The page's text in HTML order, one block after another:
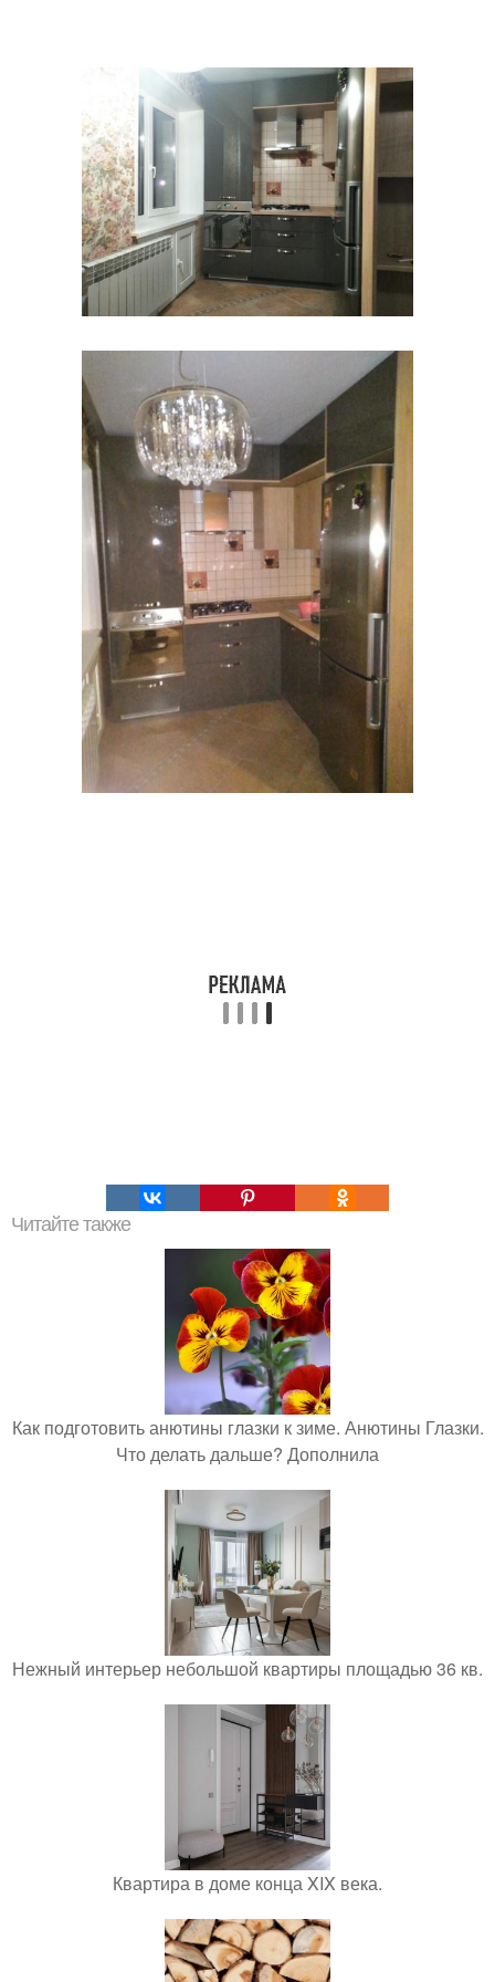
Читайте также
Как подготовить анютины глазки к зиме. Анютины Глазки.
Что делать дальше? Дополнила
Нежный интерьер небольшой квартиры площадью 36 кв.
Квартира в доме конца XIX века.